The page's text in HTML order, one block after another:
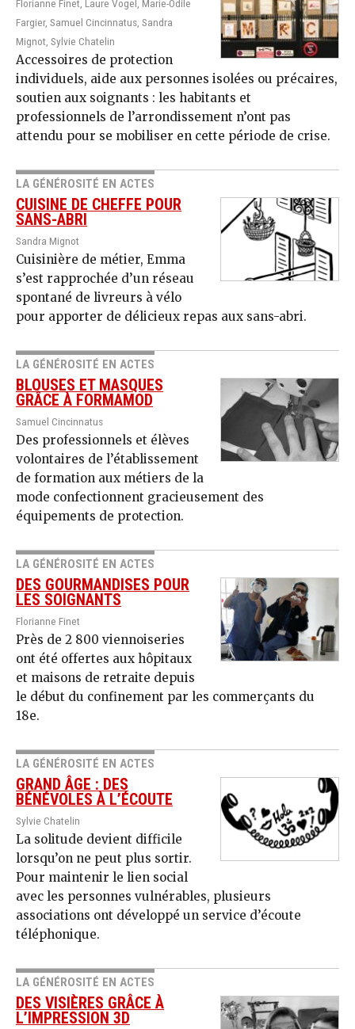
Florianne Finet, Laure Vogel, Marie-Odile
Fargier, Samuel Cincinnatus, Sandra
Mignot, Sylvie Chatelin
Accessoires de protection
individuels, aide aux personnes isolées ou précaires,
soutien aux soignants : les habitants et
professionnels de l’arrondissement n’ont pas
attendu pour se mobiliser en cette période de crise.
LA GÉNÉROSITÉ EN ACTES
CUISINE DE CHEFFE POUR
SANS-ABRI
Sandra Mignot
Cuisinière de métier, Emma
s’est rapprochée d’un réseau
spontané de livreurs à vélo
pour apporter de délicieux repas aux sans-abri.
LA GÉNÉROSITÉ EN ACTES
BLOUSES ET MASQUES
GRÂCE À FORMAMOD
Samuel Cincinnatus
Des professionnels et élèves
volontaires de l’établissement
de formation aux métiers de la
mode confectionnent gracieusement des
équipements de protection.
LA GÉNÉROSITÉ EN ACTES
DES GOURMANDISES POUR
LES SOIGNANTS
Florianne Finet
Près de 2 800 viennoiseries
ont été offertes aux hôpitaux
et maisons de retraite depuis
le début du confinement par les commerçants du
18e.
LA GÉNÉROSITÉ EN ACTES
GRAND ÂGE : DES
BÉNÉVOLES À L’ÉCOUTE
Sylvie Chatelin
La solitude devient difficile
lorsqu’on ne peut plus sortir.
Pour maintenir le lien social
avec les personnes vulnérables, plusieurs
associations ont développé un service d’écoute
téléphonique.
LA GÉNÉROSITÉ EN ACTES
DES VISIÈRES GRÂCE À
L’IMPRESSION 3D